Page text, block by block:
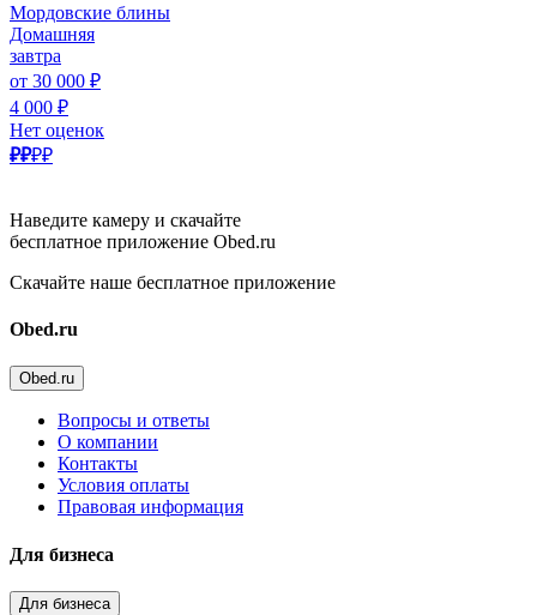
Мордовские блины
Домашняя
завтра
от 30 000 ₽
4 000 ₽
Нет оценок
₽₽₽₽
Наведите камеру и скачайте
бесплатное приложение Obed.ru
Скачайте наше бесплатное приложение
Obed.ru
Obed.ru
Вопросы и ответы
О компании
Контакты
Условия оплаты
Правовая информация
Для бизнеса
Для бизнеса